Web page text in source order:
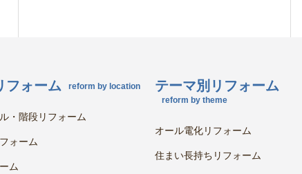
フォーム reform by location
・階段リフォーム
ォーム
ム
テーマ別リフォーム
reform by theme
オール電化リフォーム
住まい長持ちリフォーム